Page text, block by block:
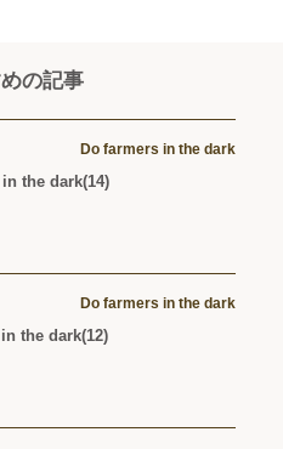
の記事
Do farmers in the dark
the dark(14)
Do farmers in the dark
the dark(12)